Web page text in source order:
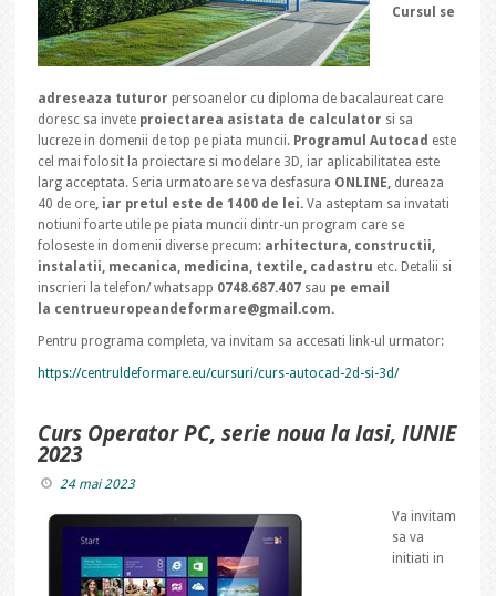
Cursul se
adreseaza tuturor persoanelor cu diploma de bacalaureat care
doresc sa invete proiectarea asistata de calculator si sa
lucreze in domenii de top pe piata muncii. Programul Autocad este
cel mai folosit la proiectare si modelare 3D, iar aplicabilitatea este
larg acceptata. Seria urmatoare se va desfasura ONLINE, dureaza
40 de ore, iar pretul este de 1400 de lei. Va asteptam sa invatati
notiuni foarte utile pe piata muncii dintr-un program care se
foloseste in domenii diverse precum: arhitectura, constructii,
instalatii, mecanica, medicina, textile, cadastru etc. Detalii si
inscrieri la telefon/ whatsapp 0748.687.407 sau pe email
la centrueuropeandeformare@gmail.com.
Pentru programa completa, va invitam sa accesati link-ul urmator:
https://centruldeformare.eu/cursuri/curs-autocad-2d-si-3d/
Curs Operator PC, serie noua la Iasi, IUNIE
2023
24 mai 2023
Va invitam
sa va
initiati in